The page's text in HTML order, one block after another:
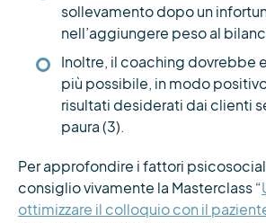
sollevamento dopo un
nell’aggiungere peso al
Inoltre, il coaching dovrebbe
più possibile, in modo
risultati desiderati dai clienti
paura (3).
Per approfondire i fattori
consiglio vivamente la Masterclass “
ottimizzare il colloquio con il